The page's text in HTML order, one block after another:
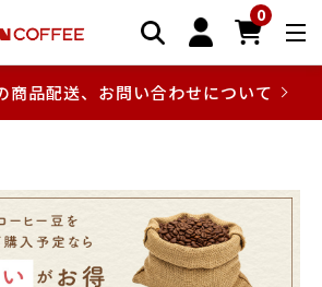
0
商品配送、お問い合わせについて